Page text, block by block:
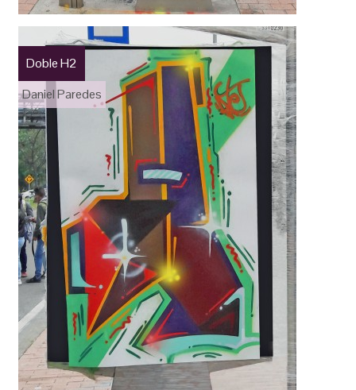
Doble H2
Daniel Paredes